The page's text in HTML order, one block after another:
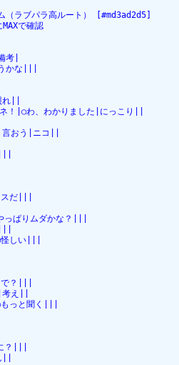
ラブパラ高ルート） [#md3ad2d5]
で確認
考|
かな|||
れ||
！|○わ、わかりました|にっこり||
言おう|ニコ||
スだ|||
っぱりムダかな？|||
怪しい|||
で？|||
考え||
もっと聞く|||
？|||
||